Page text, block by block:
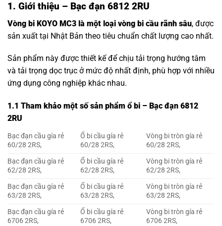
1. Giới thiệu – Bạc đạn 6812 2RU
Vòng bi KOYO MC3 là một loại vòng bi cầu rãnh sâu, được
sản xuất tại Nhật Bản theo tiêu chuẩn chất lượng cao nhất.
Sản phẩm này được thiết kế để chịu tải trọng hướng tâm
và tải trọng dọc trục ở mức độ nhất định, phù hợp với nhiều
ứng dụng công nghiệp khác nhau.
1.1 Tham khảo một số sản phẩm ổ bi – Bạc đạn 6812
2RU
Bạc đạn cầu gía rẻ
60/28 2RS,
Ổ bi cầu gía rẻ
60/28 2RS,
Vòng bi tròn gía rẻ
60/28 2RS,
Bạc đạn cầu gía rẻ
62/28 2RS,
Ổ bi cầu gía rẻ
62/28 2RS,
Vòng bi tròn gía rẻ
62/28 2RS,
Bạc đạn cầu gía rẻ
63/28 2RS,
Ổ bi cầu gía rẻ
63/28 2RS,
Vòng bi tròn gía rẻ
63/28 2RS,
Bạc đạn cầu gía rẻ
6706 2RS,
Ổ bi cầu gía rẻ
6706 2RS,
Vòng bi tròn gía rẻ
6706 2RS,